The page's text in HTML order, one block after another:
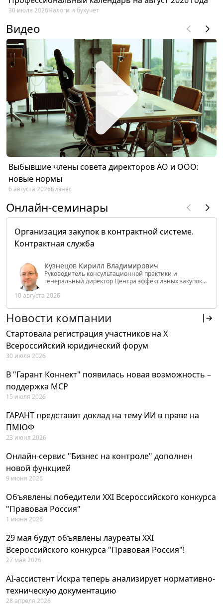
30 июля 2026Налоги и бухучет
Видео
Выбывшие члены совета директоров АО и ООО:
новые нормы
6 августа 2026Бизнес
Онлайн-семинары
Организация закупок в контрактной системе.
Контрактная служба
Кузнецов Кирилл Владимирович
Руководитель консультационной практики и
генеральный директор Центра эффективных закупок
РФ
10 августа 2026
Новости компании
Стартовала регистрация участников на X
Всероссийский юридический форум
30 июля 2026
В "Гарант Коннект" появилась новая возможность –
поддержка MCP
15 июля 2026
ГАРАНТ представит доклад на тему ИИ в праве на
ПМЮФ
23 июня 2026
Онлайн-сервис "Бизнес на контроле" дополнен
новой функцией
9 июня 2026
Объявлены победители XXI Всероссийского конкурса
"Правовая Россия"
1 июня 2026
29 мая будут объявлены лауреаты XXI
Всероссийского конкурса "Правовая Россия"!
27 мая 2026
AI-ассистент Искра теперь анализирует нормативно-
техническую документацию
28 апреля 2026